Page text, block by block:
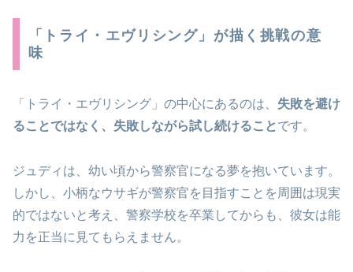
「トライ・エヴリシング」が描く挑戦の意
味
「トライ・エヴリシング」の中心にあるのは、 失敗を避け
ることではなく、失敗しながら試し続けることです。
ジュディは、幼い頃から警察官になる夢を抱いています。
しかし、小柄なウサギが警察官を目指すことを周囲は現実
的ではないと考え、警察学校を卒業してからも、彼女は能
力を正当に見てもらえません。